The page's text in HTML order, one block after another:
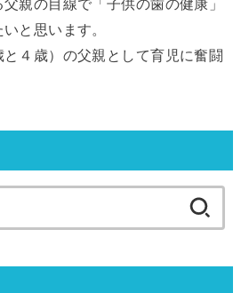
親の目線で「子供の歯の健康」
と思います。
４歳）の父親として育児に奮闘
索: